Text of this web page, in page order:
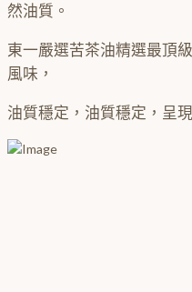
然油質。
東一嚴選苦茶油精選最頂
風味，
油質穩定，油質穩定，呈